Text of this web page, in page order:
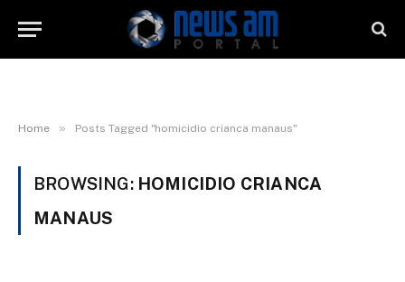
Home » Posts Tagged "homicidio crianca manaus"
BROWSING: HOMICIDIO CRIANCA
MANAUS